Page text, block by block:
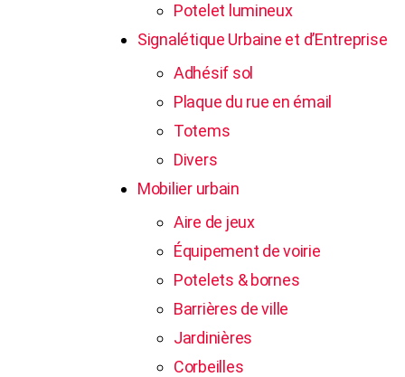
Potelet lumineux
Signalétique Urbaine et d’Entreprise
Adhésif sol
Plaque du rue en émail
Totems
Divers
Mobilier urbain
Aire de jeux
Équipement de voirie
Potelets & bornes
Barrières de ville
Jardinières
Corbeilles